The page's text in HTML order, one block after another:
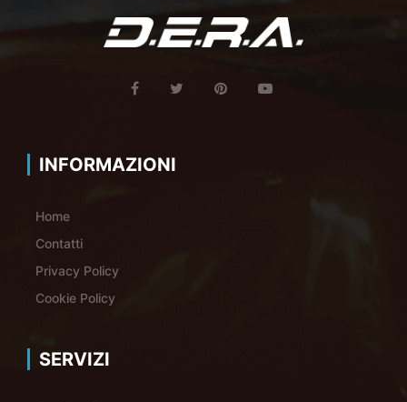
INFORMAZIONI
Home
Contatti
Privacy Policy
Cookie Policy
SERVIZI